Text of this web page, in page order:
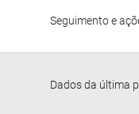
Seguimento e
Dados da última